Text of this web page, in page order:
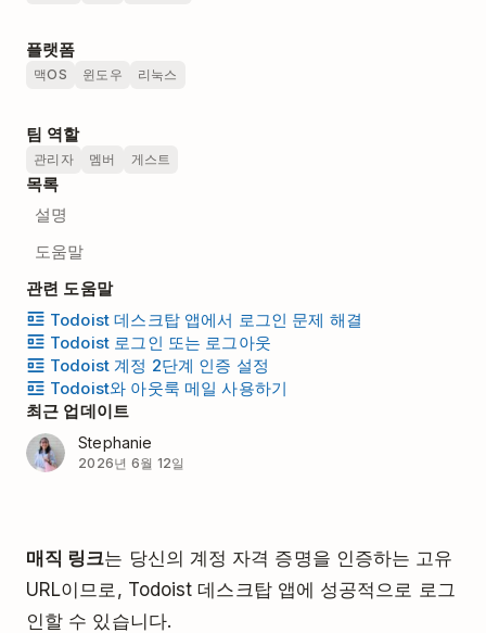
플랫폼
맥OS 윈도우 리눅스
팀 역할
관리자 멤버 게스트
목록
설명
도움말
관련 도움말
Todoist 데스크탑 앱에서 로그인 문제 해결
Todoist 로그인 또는 로그아웃
Todoist 계정 2단계 인증 설정
Todoist와 아웃룩 메일 사용하기
최근 업데이트
Stephanie
2026년 6월 12일
매직 링크는 당신의 계정 자격 증명을 인증하는 고유
URL이므로, Todoist 데스크탑 앱에 성공적으로 로그
인할 수 있습니다.